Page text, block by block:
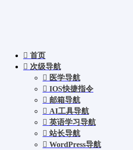
首页
次级导航
医学导航
IOS快捷指令
邮箱导航
AI工具导航
英语学习导航
站长导航
WordPress导航